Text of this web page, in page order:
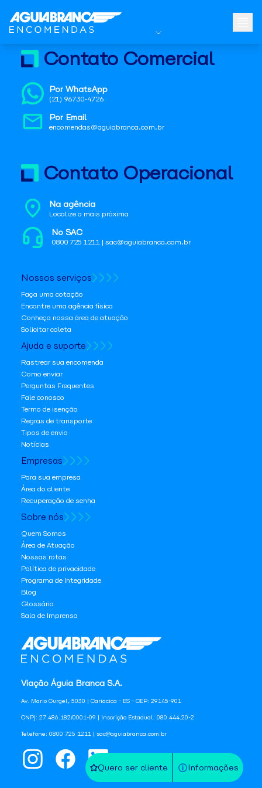
Quero ser cliente Informações
Viação Águia Branca S.A.
Av. Mario Gurgel, 5030 | Cariacica - ES - CEP: 29145-901
CNPJ: 27.486.182/0001-09 | Inscrição Estadual: 080.444.20-2
Telefone: 0800 725 1211 | sac@aguiabranca.com.br
Contato Comercial
Por WhatsApp
(21) 96730-4726
Por Email
encomendas@aguiabranca.com.br
Contato Operacional
Na agência
Localize a mais próxima
No SAC
0800 725 1211 | sac@aguiabranca.com.br
Nossos serviços
Faça uma cotação
Encontre uma agência física
Conheça nossa área de atuação
Solicitar coleta
Ajuda e suporte
Rastrear sua encomenda
Como enviar
Perguntas Frequentes
Fale conosco
Termo de isenção
Regras de transporte
Tipos de envio
Notícias
Empresas
Para sua empresa
Área do cliente
Recuperação de senha
Sobre nós
Quem Somos
Área de Atuação
Nossas rotas
Política de privacidade
Programa de Integridade
Blog
Glossário
Sala de Imprensa